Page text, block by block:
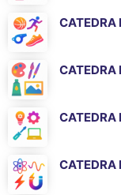
CATEDRA
CATEDRA
CATEDRA
CATEDRA